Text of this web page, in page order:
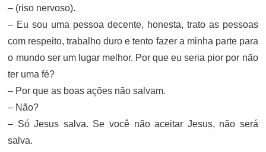
– (riso nervoso).
– Eu sou uma pessoa decente, honesta, trato as pessoas
com respeito, trabalho duro e tento fazer a minha parte para
o mundo ser um lugar melhor. Por que eu seria pior por não
ter uma fé?
– Por que as boas ações não salvam.
– Não?
– Só Jesus salva. Se você não aceitar Jesus, não será
salva.